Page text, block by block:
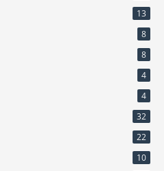
13
8
8
4
4
32
22
10